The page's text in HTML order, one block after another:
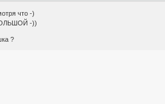
что -)
-))
?